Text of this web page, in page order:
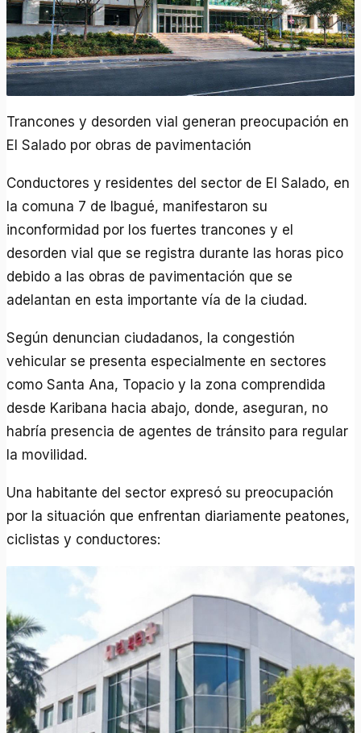
Trancones y desorden vial generan preocupación en
El Salado por obras de pavimentación
Conductores y residentes del sector de El Salado, en
la comuna 7 de Ibagué, manifestaron su
inconformidad por los fuertes trancones y el
desorden vial que se registra durante las horas pico
debido a las obras de pavimentación que se
adelantan en esta importante vía de la ciudad.
Según denuncian ciudadanos, la congestión
vehicular se presenta especialmente en sectores
como Santa Ana, Topacio y la zona comprendida
desde Karibana hacia abajo, donde, aseguran, no
habría presencia de agentes de tránsito para regular
la movilidad.
Una habitante del sector expresó su preocupación
por la situación que enfrentan diariamente peatones,
ciclistas y conductores: